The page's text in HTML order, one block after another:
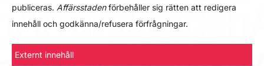
publiceras. Affärsstadenförbehåller sig rätten att redigera
innehåll och godkänna/refusera förfrågningar.
Externt innehåll